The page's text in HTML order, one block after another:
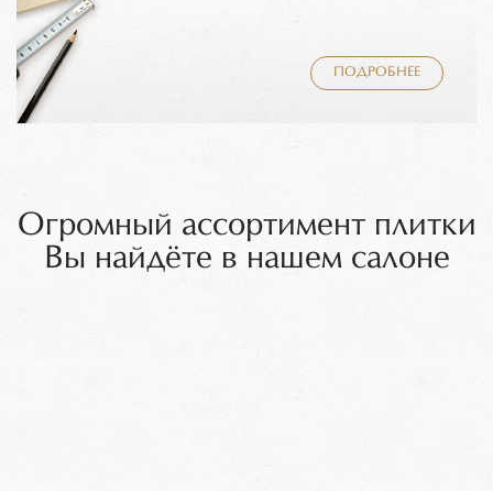
ПОДРОБНЕЕ
Огромный ассортимент плитки
Вы найдёте в нашем салоне